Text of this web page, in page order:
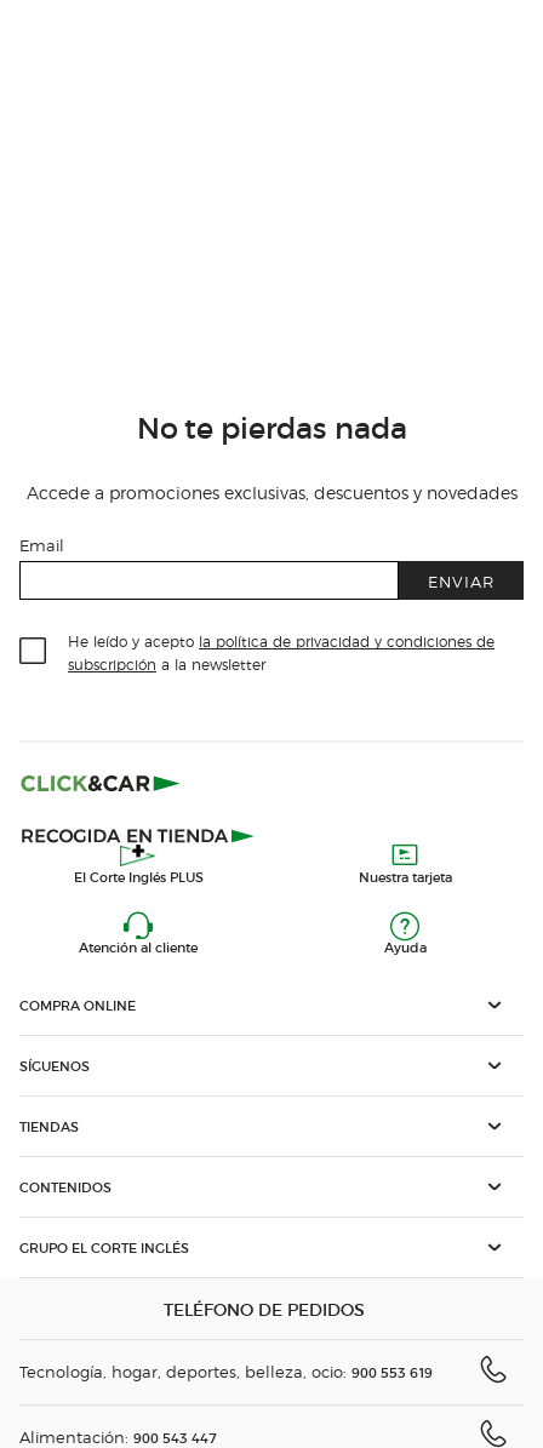
No te pierdas nada
Accede a promociones exclusivas, descuentos y novedades
Email
ENVIAR
He leído y acepto la política de privacidad y condiciones de
subscripción a la newsletter
El Corte Inglés PLUS Nuestra tarjeta
Atención al cliente Ayuda
COMPRA ONLINE
SÍGUENOS
TIENDAS
CONTENIDOS
GRUPO EL CORTE INGLÉS
TELÉFONO DE PEDIDOS
Tecnología, hogar, deportes, belleza, ocio: 900 553 619
Alimentación: 900 543 447